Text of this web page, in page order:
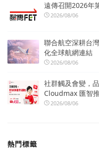
遠傳召開2026年
2026/08/06
聯合航空深耕台
化全球航網連結
2026/08/06
社群觸及會變，
Cloudmax 匯智
2026/08/06
熱門標籤